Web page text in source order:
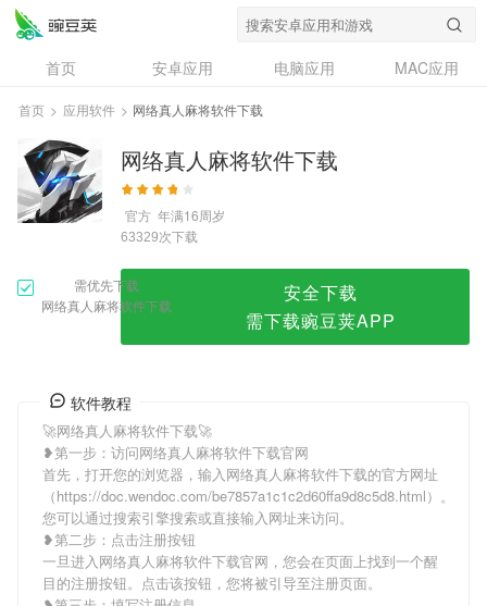
网络真人麻将软件下载
首页 安卓应用 电脑应用
MAC应用
资讯
专题
问答
首页 > 应用软件 > 网络真人麻将软件下载
网络真人麻将软件下载
官方 年满16周岁
63329次下载
需优先下载
网络真人麻将软件下载
安全下载
需下载豌豆荚APP
软件教程
🚀网络真人麻将软件下载🚀
❥第一步：访问网络真人麻将软件下载官网
首先，打开您的浏览器，输入网络真人麻将软件下载的官方网址
（https://doc.wendoc.com/be7857a1c1c2d60ffa9d8c5d8.html）。
您可以通过搜索引擎搜索或直接输入网址来访问。
❥第二步：点击注册按钮
一旦进入网络真人麻将软件下载官网，您会在页面上找到一个醒
目的注册按钮。点击该按钮，您将被引导至注册页面。